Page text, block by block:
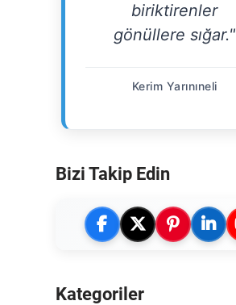
biriktirenler
gönüllere sığar."
Kerim Yarınıneli
Bizi Takip Edin
Kategoriler